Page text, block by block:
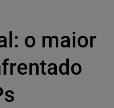
o maior